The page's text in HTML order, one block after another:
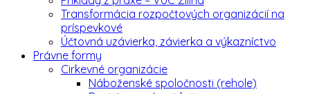
Transformácia rozpočtových organizácií na
príspevkové
Účtovná uzávierka, závierka a výkazníctvo
Právne formy
Cirkevné organizácie
Náboženské spoločnosti (rehole)